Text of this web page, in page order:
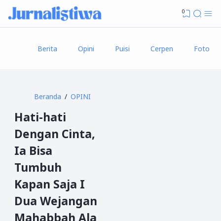
0
Berita Opini Puisi Cerpen Foto
Beranda OPINI
Hati-hati
Dengan Cinta,
Ia Bisa
Tumbuh
Kapan Saja I
Dua Wejangan
Mahabbah Ala